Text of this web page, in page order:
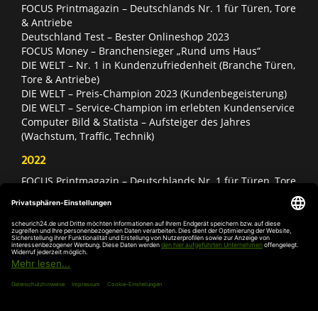
FOCUS Printmagazin – Deutschlands Nr. 1 für Türen, Tore
& Antriebe
Deutschland Test – Bester Onlineshop 2023
FOCUS Money – Branchensieger „Rund ums Haus“
DIE WELT – Nr. 1 in Kundenzufriedenheit (Branche Türen,
Tore & Antriebe)
DIE WELT – Preis-Champion 2023 (Kundenbegeisterung)
DIE WELT – Service-Champion im erlebten Kundenservice
Computer Bild & Statista – Aufsteiger des Jahres
(Wachstum, Traffic, Technik)
2022
FOCUS Printmagazin – Deutschlands Nr. 1 für Türen, Tore
Deutschland Test – Bester Onlineshop 2022
FOCUS Money – Branchensieger „Rund ums Haus“
DIE WELT – Service-Champion im erlebten Kundenservice
DIE WELT – Branchengewinner Gold-Rang (Türen, Tore &
Antriebe)